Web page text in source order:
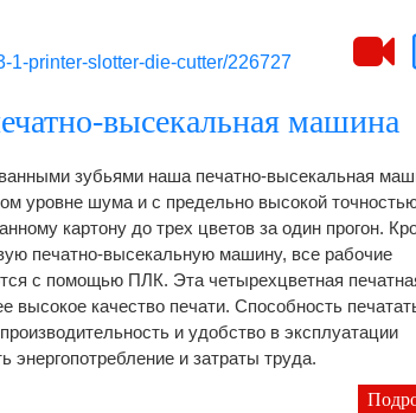
1-printer-slotter-die-cutter/226727
высекальная машина
зубьями наша печатно-высекальная
уровне шума и с предельно высокой
картону до трех цветов за один прогон.
печатно-высекальную машину, все рабочие
с помощью ПЛК. Эта четырехцветная
высокое качество печати. Способность
и удобство в эксплуатации
энергопотребление и затраты труда.